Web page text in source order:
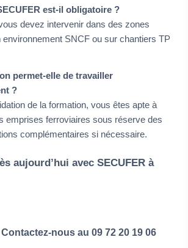
est-il obligatoire ?
devez intervenir dans des zones
environnement SNCF ou sur chantiers TP
permet-elle de travailler
?
de la formation, vous êtes apte à
emprises ferroviaires sous réserve des
complémentaires si nécessaire.
aujourd’hui avec SECUFER à
nous au 09 72 20 19 06